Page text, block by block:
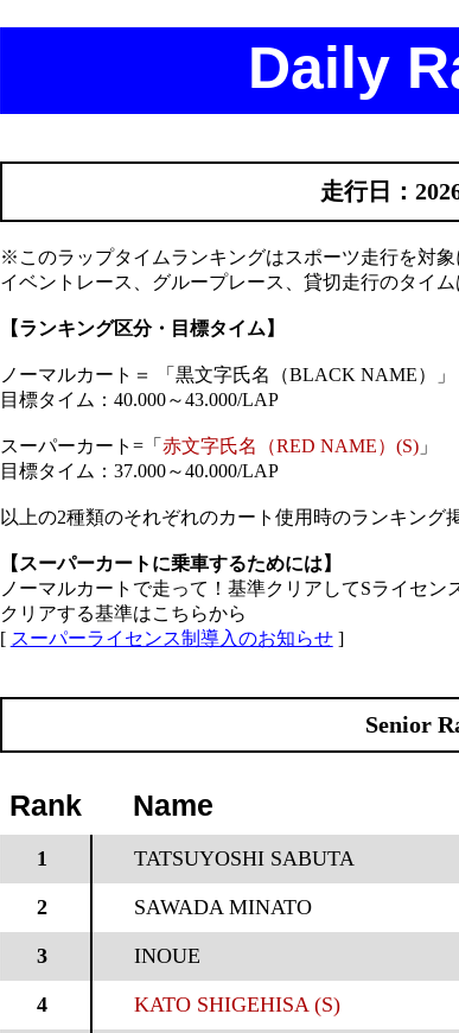
Daily
走行日：
※このラップタイムランキングはスポーツ走行を対象
イベントレース、グループレース、貸切走行のタイム
【ランキング区分・目標タイム】
ノーマルカート＝ 「黒文字氏名（BLACK NAME）」
目標タイム：40.000～43.000/LAP
スーパーカート=「 赤文字氏名（RED NAME）(S)」
目標タイム：37.000～40.000/LAP
以上の2種類のそれぞれのカート使用時のランキング
【スーパーカートに乗車するためには】
ノーマルカートで走って！基準クリアしてSライセン
クリアする基準はこちらから
[ スーパーライセンス制導入のお知らせ]
Senior
Rank Name
1 TATSUYOSHI SABUTA
2 SAWADA MINATO
3 INOUE
4 KATO SHIGEHISA (S)